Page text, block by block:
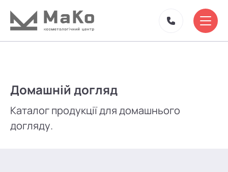
Домашній догляд
Каталог продукції для домашнього
догляду.